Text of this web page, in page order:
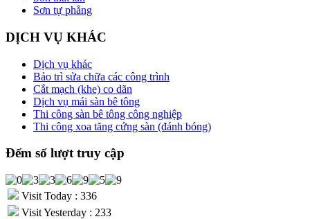
Sơn tự phẳng
DỊCH VỤ KHÁC
Dịch vụ khác
Bảo trì sửa chữa các công trình
Cắt mạch (khe) co dãn
Dịch vụ mái sàn bê tông
Thi công sàn bê tông công nghiệp
Thi công xoa tăng cứng sàn (đánh bóng)
Đếm số lượt truy cập
Visit Today : 336
Visit Yesterday : 233